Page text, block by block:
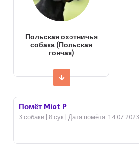
Польская охотничья
собака (Польская
гончая)
Помёт Miot P
3 собаки | 8 сук | Дата помёта: 14.07.2023